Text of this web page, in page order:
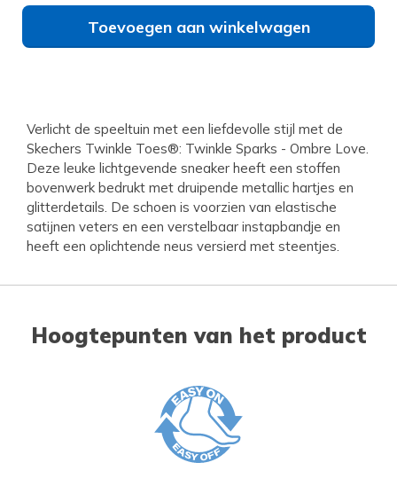
Toevoegen aan winkelwagen
Verlicht de speeltuin met een liefdevolle stijl met de
Skechers Twinkle Toes®: Twinkle Sparks - Ombre Love.
Deze leuke lichtgevende sneaker heeft een stoffen
bovenwerk bedrukt met druipende metallic hartjes en
glitterdetails. De schoen is voorzien van elastische
satijnen veters en een verstelbaar instapbandje en
heeft een oplichtende neus versierd met steentjes.
Hoogtepunten van het product